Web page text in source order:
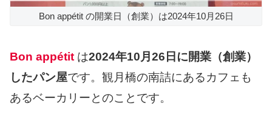
Bon appétit の開業日（創業）は2024年10月26日
Bon appétit は2024年10月26日に開業（創業）
したパン屋です。観月橋の南詰にあるカフェも
あるベーカリーとのことです。